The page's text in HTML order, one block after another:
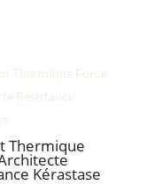
Thermique
Kérastase